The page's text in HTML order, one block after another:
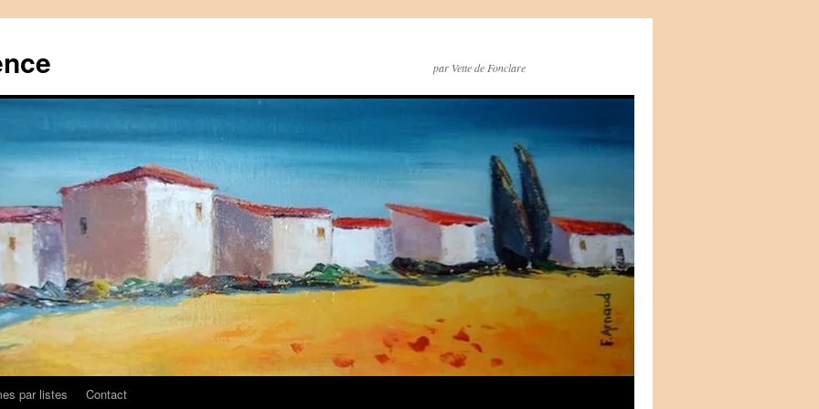
par Vette de Fonclare
par listes Contact